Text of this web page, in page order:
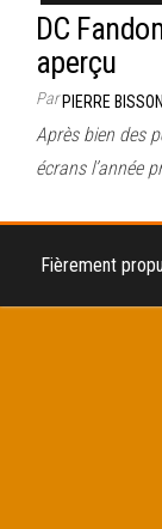
DC
aperçu
ParPIERRE BISSON
Après bien des
écrans l’année
Fièrement